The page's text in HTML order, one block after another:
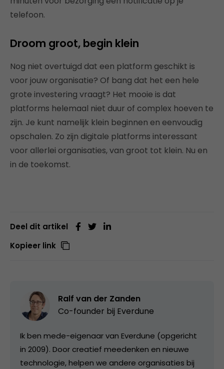
telefoon.
Droom groot, begin klein
Nog niet overtuigd dat een platform geschikt is
voor jouw organisatie? Of bang dat het een hele
grote investering vraagt? Het mooie is dat
platforms helemaal niet duur of complex hoeven te
zijn. Je kunt namelijk klein beginnen en eenvoudig
opschalen. Zo zijn digitale platforms interessant
voor allerlei organisaties, van groot tot klein. Nu en
in de toekomst.
Deel dit artikel
Kopieer link
Ralf van der Zanden
Co-founder bij Everdune
Ik ben mede-eigenaar van Everdune (opgericht
in 2009). Door creatief meedenken en nieuwe
technologie, helpen we andere organisaties bij